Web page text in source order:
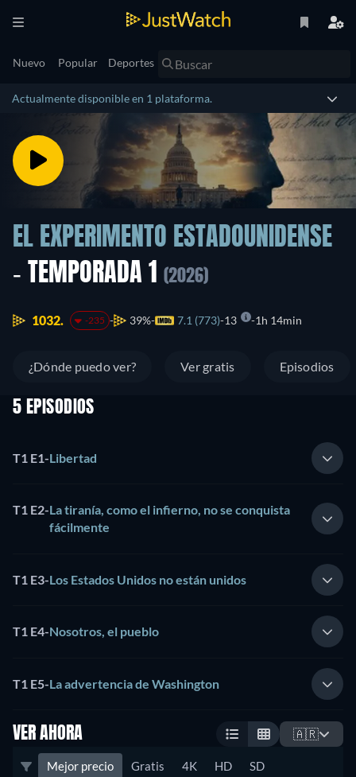
Nuevo Popular Deportes
Actualmente disponible en 1 plataforma.
EL EXPERIMENTO ESTADOUNIDENSE
- TEMPORADA 1
(2026)
1032. -235 39% 7.1 (773) 13 1h 14min
¿Dónde puedo ver? Ver gratis Episodios
5 EPISODIOS
T1 E1-Libertad
T1 E2-La tiranía, como el infierno, no se conquista
fácilmente
T1 E3-Los Estados Unidos no están unidos
T1 E4-Nosotros, el pueblo
T1 E5-La advertencia de Washington
VER AHORA 🇦🇷
Mejor precio Gratis 4K HD SD